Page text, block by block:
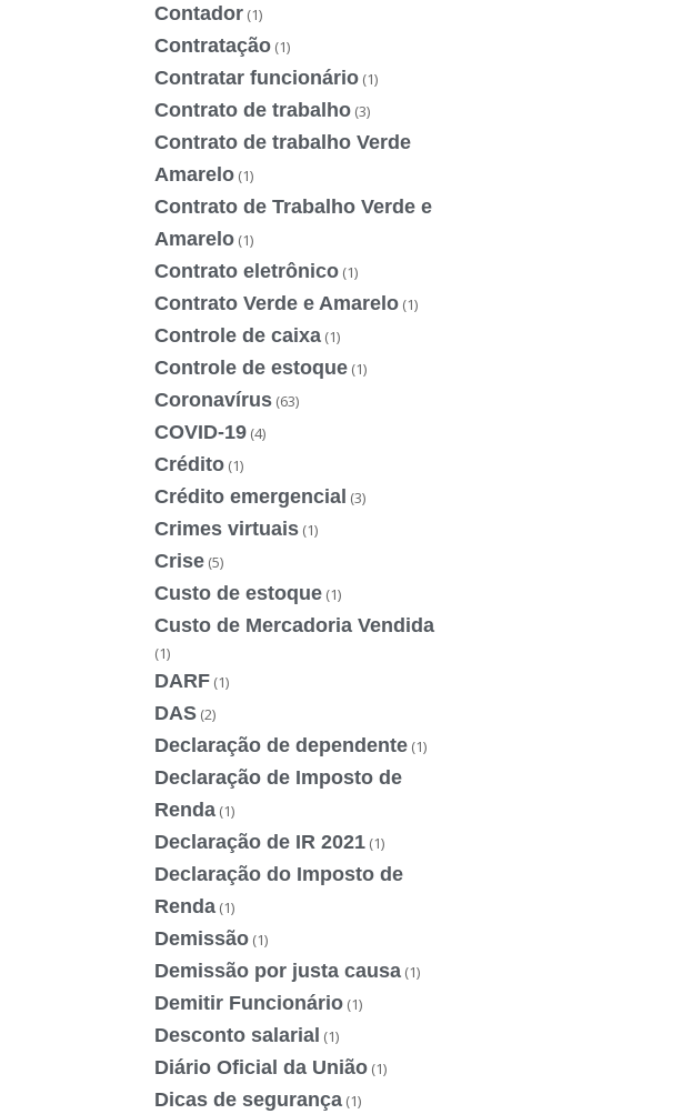
Contador (1)
Contratação (1)
Contratar funcionário (1)
Contrato de trabalho (3)
Contrato de trabalho Verde
Amarelo (1)
Contrato de Trabalho Verde e
Amarelo (1)
Contrato eletrônico (1)
Contrato Verde e Amarelo (1)
Controle de caixa (1)
Controle de estoque (1)
Coronavírus (63)
COVID-19 (4)
Crédito (1)
Crédito emergencial (3)
Crimes virtuais (1)
Crise (5)
Custo de estoque (1)
Custo de Mercadoria Vendida
(1)
DARF (1)
DAS (2)
Declaração de dependente (1)
Declaração de Imposto de
Renda (1)
Declaração de IR 2021 (1)
Declaração do Imposto de
Renda (1)
Demissão (1)
Demissão por justa causa (1)
Demitir Funcionário (1)
Desconto salarial (1)
Diário Oficial da União (1)
Dicas de segurança (1)